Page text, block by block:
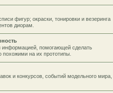
фигур; окраски, тонировки и везеринга
диорам.
помогающей сделать
на их прототипы.
и конкурсов, событий модельного мира,